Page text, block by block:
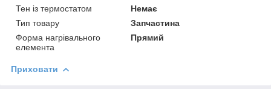
Тен із термостатом
Немає
Тип товару
Запчастина
Форма нагрівального
елемента
Прямий
Приховати